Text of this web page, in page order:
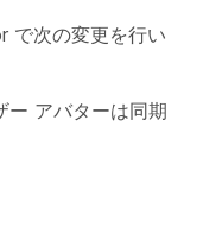
で次の変更を行い
ー アバターは同期